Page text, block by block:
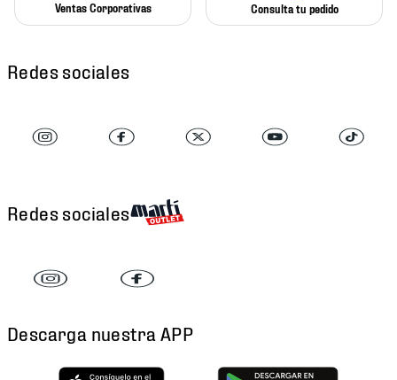
Ventas Corporativas Consulta tu pedido
Redes sociales
Redes sociales
Descarga nuestra APP